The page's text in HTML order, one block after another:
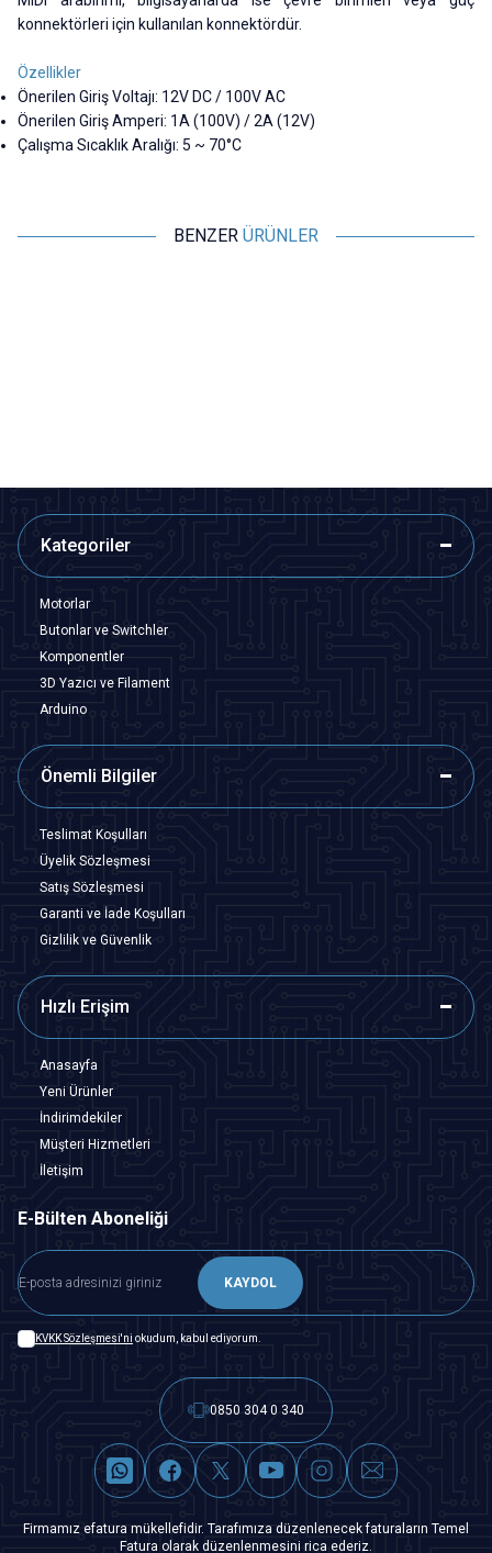
konnektörleri için kullanılan konnektördür.
Özellikler
Önerilen Giriş Voltajı: 12V DC / 100V AC
Önerilen Giriş Amperi: 1A (100V) / 2A (12V)
Çalışma Sıcaklık Aralığı: 5 ~ 70°C
BENZER ÜRÜNLER
Kategoriler
Motorlar
Butonlar ve Switchler
Komponentler
3D Yazıcı ve Filament
Arduino
Önemli Bilgiler
Teslimat Koşulları
Üyelik Sözleşmesi
Satış Sözleşmesi
Garanti ve İade Koşulları
Gizlilik ve Güvenlik
Hızlı Erişim
Anasayfa
Yeni Ürünler
İndirimdekiler
Müşteri Hizmetleri
İletişim
E-Bülten Aboneliği
KAYDOL
KVKK Sözleşmesi'ni okudum, kabul ediyorum.
0850 304 0 340
Firmamız efatura mükellefidir. Tarafımıza düzenlenecek faturaların Temel
Fatura olarak düzenlenmesini rica ederiz.